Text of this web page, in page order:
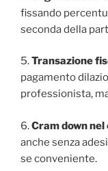
fissando
seconda della
5.Transazione
pagamento
professionista,
6.Cram down
anche senza
se conveniente.